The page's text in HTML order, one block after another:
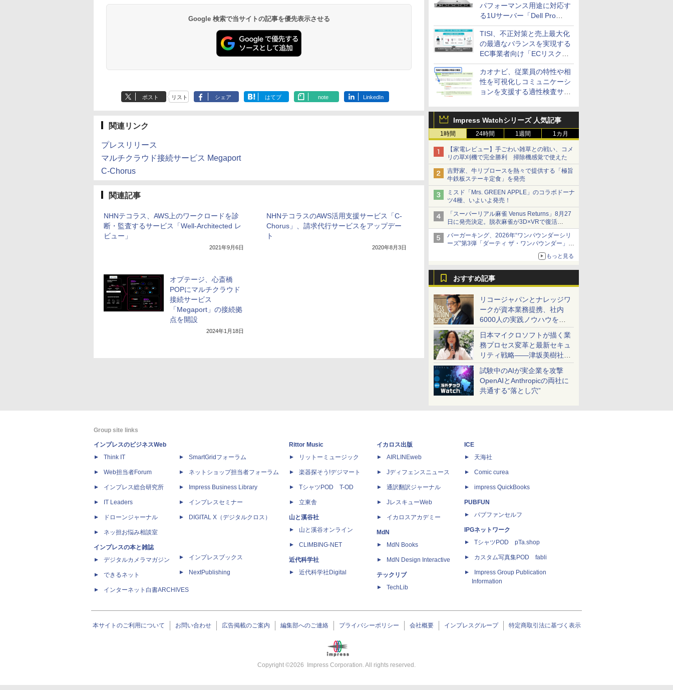
パフォーマンス用途に対応す
る1Uサーバー「Dell Pro
Precision 7 R1ラック」を発
売
TISI、不正対策と売上最大化
の最適なバランスを実現する
EC事業者向け「ECリスク対
策設計・運用支援サービス」
カオナビ、従業員の特性や相
性を可視化しコミュニケーシ
ョンを支援する適性検査サー
Impress Watchシリーズ 人気記事
1時間 24時間 1週間 1カ月
【家電レビュー】手ごわい雑草との戦い、コメ
リの草刈機で完全勝利 掃除機感覚で使えた
吉野家、牛リブロースを熱々で提供する「極旨
牛鉄板ステーキ定食」を発売
ミスド「Mrs. GREEN APPLE」のコラボドーナ
ツ4種、いよいよ発売！
「スーパーリアル麻雀 Venus Returns」8月27
日に発売決定。脱衣麻雀が3D×VRで復活
発売から2週間は20%オフになるセールが実施
バーガーキング、2026年“ワンパウンダーシリ
ーズ”第3弾「ダーティ ザ・ワンパウンダー」を
「特製ガーリックマヨソース」を使用した超大
もっと見る
おすすめ記事
リコージャパンとナレッジワ
ークが資本業務提携、社内
6000人の実践ノウハウを生
かした「AI商談記録 for
RICOH」を展開へ
日本マイクロソフトが描く業
務プロセス変革と最新セキュ
リティ戦略――津坂美樹社長
が2027年度戦略を説明
試験中のAIが実企業を攻撃
OpenAIとAnthropicの両社に
共通する“落とし穴”
Google 検索で当サイトの記事を優先表示させる
ポスト リスト シェア はてブ note LinkedIn
関連リンク
プレスリリース
マルチクラウド接続サービス Megaport
C-Chorus
関連記事
NHNテコラス、AWS上のワークロードを診
断・監査するサービス「Well-Architected レ
ビュー」
2021年9月6日
NHNテコラスのAWS活用支援サービス「C-
Chorus」、請求代行サービスをアップデー
ト
2020年8月3日
オプテージ、心斎橋
POPにマルチクラウド
接続サービス
「Megaport」の接続拠
点を開設
2024年1月18日
Group site links
インプレスのビジネスWeb
Think IT
Web担当者Forum
インプレス総合研究所
IT Leaders
ドローンジャーナル
ネッ担お悩み相談室
インプレスの本と雑誌
デジタルカメラマガジン
できるネット
インターネット白書ARCHIVES
SmartGridフォーラム
ネットショップ担当者フォーラム
Impress Business Library
インプレスセミナー
DIGITAL X（デジタルクロス）
インプレスブックス
NextPublishing
Rittor Music
リットーミュージック
楽器探そう!デジマート
TシャツPOD T-OD
立東舎
山と溪谷社
山と溪谷オンライン
CLIMBING-NET
近代科学社
近代科学社Digital
イカロス出版
AIRLINEweb
Jディフェンスニュース
通訳翻訳ジャーナル
JレスキューWeb
イカロスアカデミー
MdN
MdN Books
MdN Design Interactive
テックリブ
TechLib
ICE
天海社
Comic curea
impress QuickBooks
PUBFUN
パブファンセルフ
IPGネットワーク
TシャツPOD pTa.shop
カスタム写真集POD fabli
Impress Group Publication
Information
本サイトのご利用について お問い合わせ 広告掲載のご案内 編集部へのご連絡 プライバシーポリシー 会社概要 インプレスグループ 特定商取引法に基づく表示
Copyright ©2026 Impress Corporation. All rights reserved.